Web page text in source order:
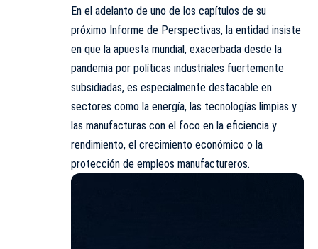
En el adelanto de uno de los capítulos de su
próximo Informe de Perspectivas, la entidad insiste
en que la apuesta mundial, exacerbada desde la
pandemia por políticas industriales fuertemente
subsidiadas, es especialmente destacable en
sectores como la energía, las tecnologías limpias y
las manufacturas con el foco en la eficiencia y
rendimiento, el crecimiento económico o la
protección de empleos manufactureros.